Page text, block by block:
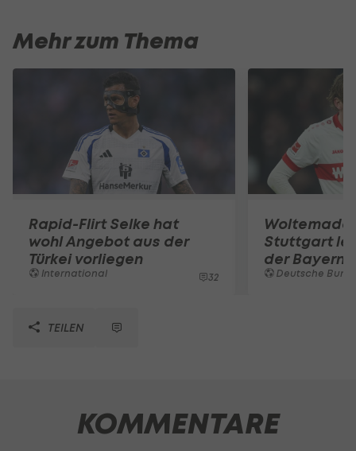
Mehr zum Thema
Rapid-Flirt Selke hat
wohl Angebot aus der
Türkei vorliegen
International 32
Stuttgart
der Bayern
Deutsche
TEILEN
KOMMENTARE